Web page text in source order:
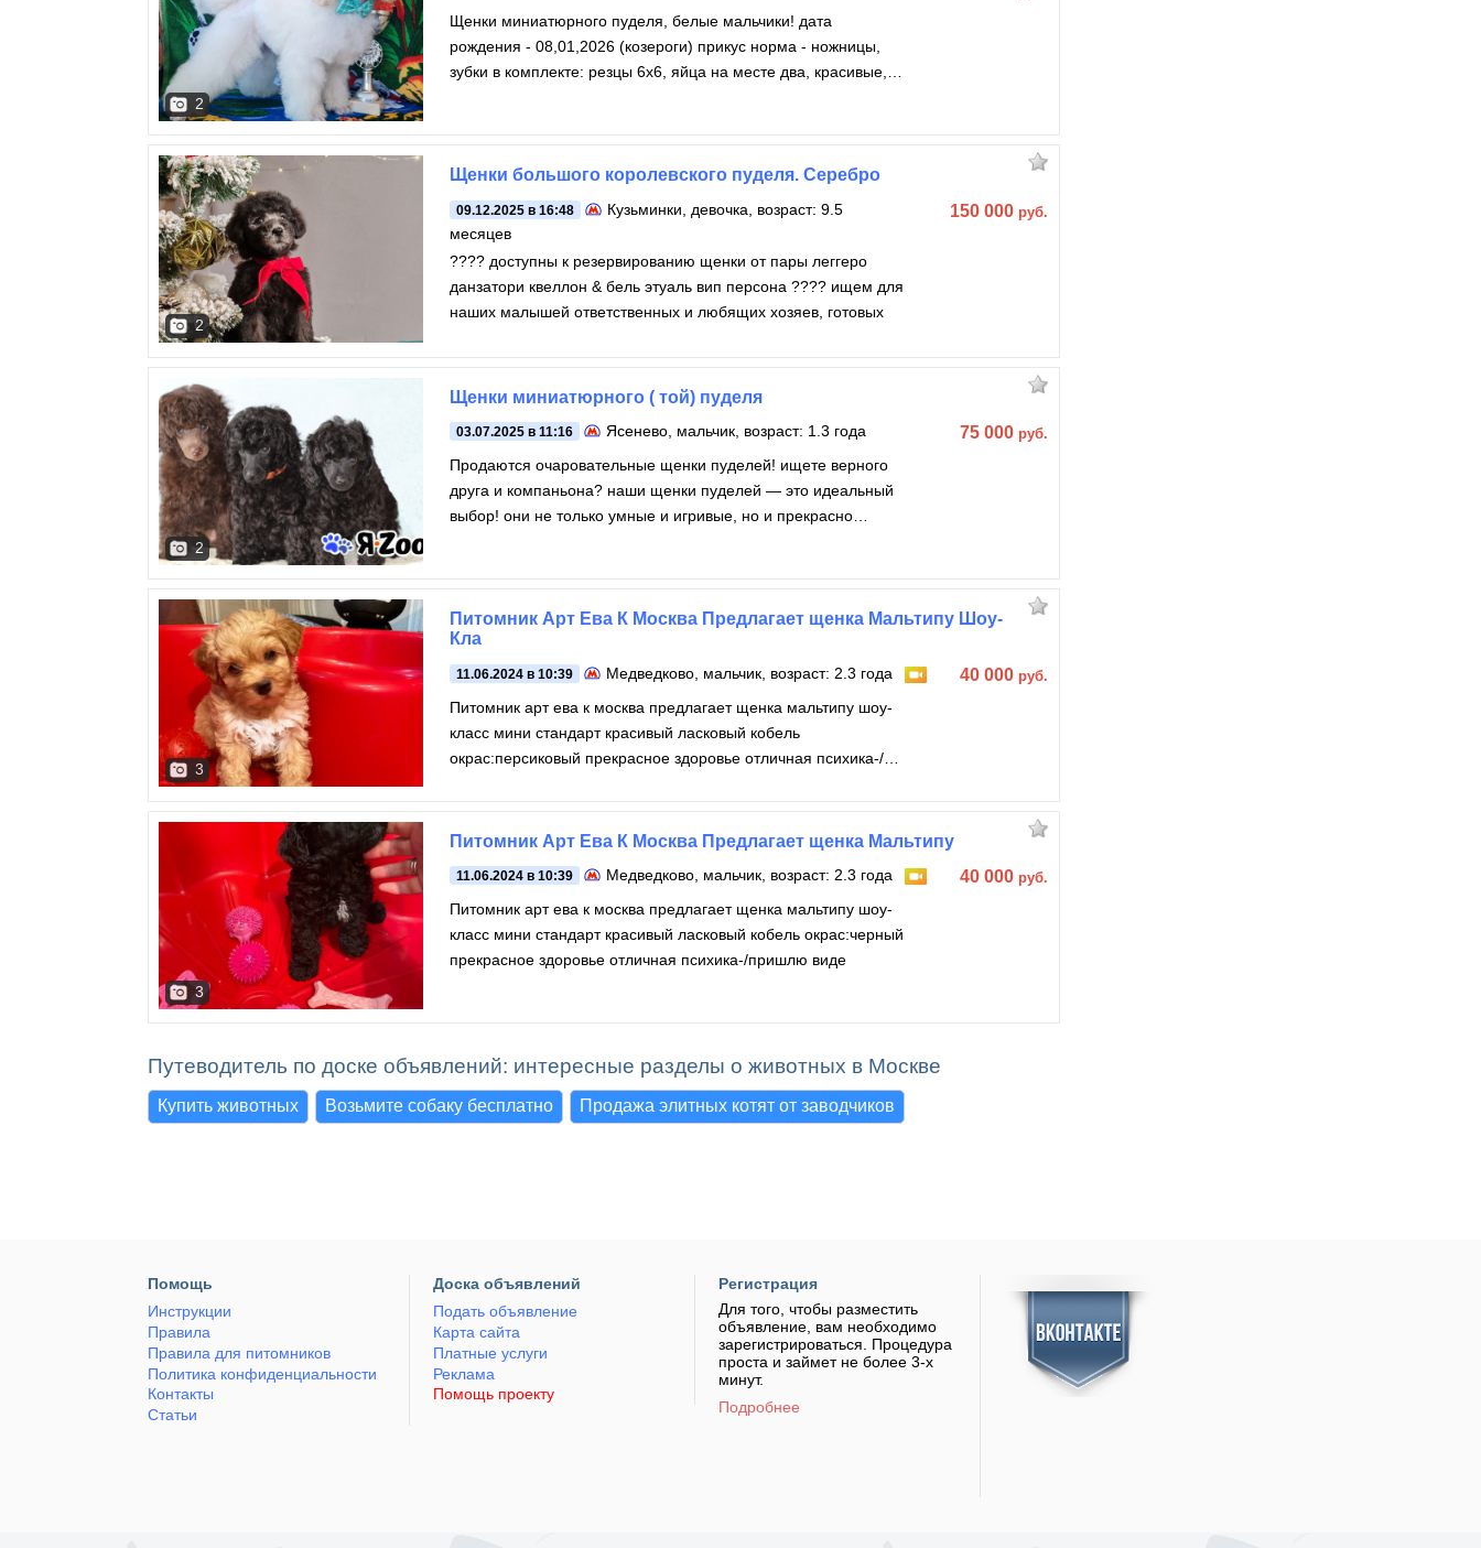
2
Щенки миниатюрного пуделя, белые мальчики! дата
рождения - 08,01,2026 (козероги) прикус норма - ножницы,
зубки в комплекте: резцы 6х6, яйца на месте два, красивые, с
2
Щенки большого королевского пуделя. Серебро
09.12.2025 в 16:48 Кузьминки , девочка, возраст: 9.5
месяцев
???? доступны к резервированию щенки от пары леггеро
данзатори квеллон & бель этуаль вип персона ???? ищем для
наших малышей ответственных и любящих хозяев, готовых
150 000 руб.
2
Щенки миниатюрного ( той) пуделя
03.07.2025 в 11:16 Ясенево, мальчик, возраст: 1.3 года
Продаются очаровательные щенки пуделей! ищете верного
друга и компаньона? наши щенки пуделей — это идеальный
выбор! они не только умные и игривые, но и прекрасно
75 000 руб.
3
Питомник Арт Ева К Москва Предлагает щенка Мальтипу Шоу-
Кла
11.06.2024 в 10:39 Медведково , мальчик, возраст: 2.3 года
Питомник арт ева к москва предлагает щенка мальтипу шоу-
класс мини стандарт красивый ласковый кобель
окрас:персиковый прекрасное здоровье отличная психика-/
40 000 руб.
3
Питомник Арт Ева К Москва Предлагает щенка Мальтипу
11.06.2024 в 10:39 Медведково, мальчик, возраст: 2.3 года
Питомник арт ева к москва предлагает щенка мальтипу шоу-
класс мини стандарт красивый ласковый кобель окрас:черный
прекрасное здоровье отличная психика-/пришлю виде
40 000 руб.
Путеводитель по доске объявлений: интересные разделы о животных в Москве
Купить животных Возьмите собаку бесплатно Продажа элитных котят от заводчиков
Помощь
Инструкции
Правила
Правила для питомников
Политика конфиденциальности
Контакты
Статьи
Доска объявлений
Подать объявление
Карта сайта
Платные услуги
Реклама
Помощь проекту
Регистрация
Для того, чтобы разместить
объявление, вам необходимо
зарегистрироваться. Процедура
проста и займет не более 3-х
минут.
Подробнее